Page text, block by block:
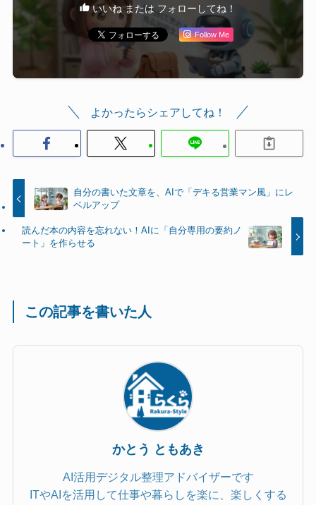
いいね または フォローしてね！
Follow Me
よかったらシェアしてね！
自分の書いた文章を、AIで「デキる営業マン風」にレ
ベルアップ
読んだ本の内容を忘れない！AIに「自分専用の要約ノ
ート」を作らせる
この記事を書いた人
かとう ともあき
AI活用デジタル整理アドバイザーです
ITやAIを活用して仕事や暮らしを楽に、楽しくする